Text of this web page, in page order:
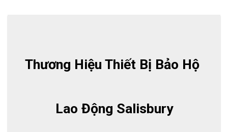
Chất liệu: Sợi thủy tinh cách điện
Đạt tiêu chuẩn ASTM F-711
Thương Hiệu Thiết Bị Bảo Hộ
Lao Động Salisbury